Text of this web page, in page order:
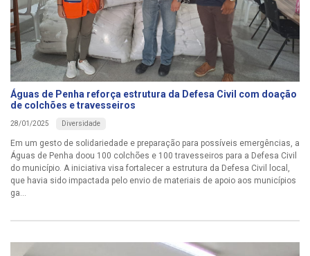
Águas de Penha reforça estrutura da Defesa Civil com doação
de colchões e travesseiros
28/01/2025 Diversidade
Em um gesto de solidariedade e preparação para possíveis emergências, a
Águas de Penha doou 100 colchões e 100 travesseiros para a Defesa Civil
do município. A iniciativa visa fortalecer a estrutura da Defesa Civil local,
que havia sido impactada pelo envio de materiais de apoio aos municípios
ga...